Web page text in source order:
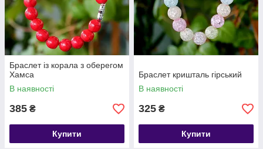
Браслет із корала з оберегом
Хамса
В наявності
385 ₴
Купити
Браслет кришталь гірський
В наявності
325 ₴
Купити